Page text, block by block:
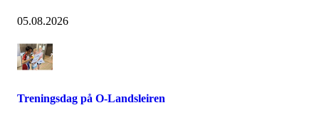
05.08.2026
Treningsdag på O-Landsleiren